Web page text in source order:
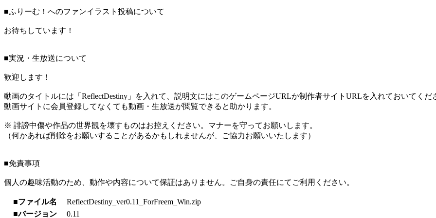
■ふりーむ！へのファンイラスト投稿について
お待ちしています！
■実況・生放送について
歓迎します！
動画のタイトルには「ReflectDestiny」を入れて、説明文にはこのゲームページURLか制作者サイトURLを入れておいてくだ
動画サイトに会員登録してなくても動画・生放送が閲覧できると助かります。
※ 誹謗中傷や作品の世界観を壊すものはお控えください。マナーを守ってお願いします。
（何かあれば削除をお願いすることがあるかもしれませんが、ご協力お願いいたします）
■免責事項
個人の趣味活動のため、動作や内容について保証はありません。ご自身の責任にてご利用ください。
■ファイル名
ReflectDestiny_ver0.11_ForFreem_Win.zip
■バージョン
0.11